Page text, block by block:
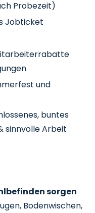
Probezeit)
Jobticket
und
buntes
sinnvolle Arbeit
sorgen
Bodenwischen,